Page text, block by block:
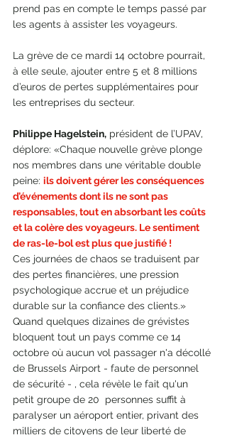
prend pas en compte le temps passé par
les agents à assister les voyageurs.
La grève de ce mardi 14 octobre pourrait,
à elle seule, ajouter entre 5 et 8 millions
d’euros de pertes supplémentaires pour
les entreprises du secteur.
Philippe Hagelstein, président de l’UPAV,
déplore: «Chaque nouvelle grève plonge
nos membres dans une véritable double
peine: ils doivent gérer les conséquences
d’événements dont ils ne sont pas
responsables, tout en absorbant les coûts
et la colère des voyageurs. Le sentiment
de ras-le-bol est plus que justifié !
Ces journées de chaos se traduisent par
des pertes financières, une pression
psychologique accrue et un préjudice
durable sur la confiance des clients.»
Quand quelques dizaines de grévistes
bloquent tout un pays comme ce 14
octobre où aucun vol passager n'a décollé
de Brussels Airport - faute de personnel
de sécurité - , cela révèle le fait qu'un
petit groupe de 20  personnes suffit à
paralyser un aéroport entier, privant des
milliers de citoyens de leur liberté de